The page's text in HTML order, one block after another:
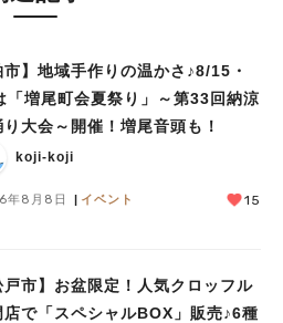
市】地域手作りの温かさ♪8/15・
「増尾町会夏祭り」～第33回納涼
り大会～開催！増尾音頭も！
koji-koji
年8月8日 イベント 15
戸市】お盆限定！人気クロッフル
店で「スペシャルBOX」販売♪6種